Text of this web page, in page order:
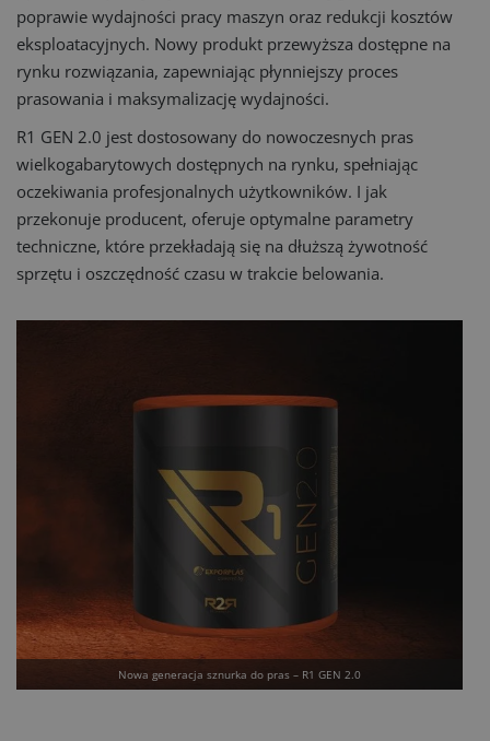
poprawie wydajności pracy maszyn oraz redukcji kosztów
eksploatacyjnych. Nowy produkt przewyższa dostępne na
rynku rozwiązania, zapewniając płynniejszy proces
prasowania i maksymalizację wydajności.
R1 GEN 2.0 jest dostosowany do nowoczesnych pras
wielkogabarytowych dostępnych na rynku, spełniając
oczekiwania profesjonalnych użytkowników. I jak
przekonuje producent, oferuje optymalne parametry
techniczne, które przekładają się na dłuższą żywotność
sprzętu i oszczędność czasu w trakcie belowania.
Nowa generacja sznurka do pras – R1 GEN 2.0